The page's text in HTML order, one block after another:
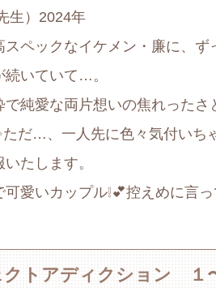
生）2024年
スペックなイケメン・廉に、
続いていて…。
で純愛な両片想いの焦れった
ただ…、一人先に色々気付い
たします。
愛いカップル❕💕控えめに言
クトアディクション １